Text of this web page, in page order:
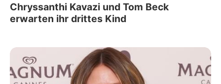
Chryssanthi Kavazi und Tom Beck
erwarten ihr drittes Kind